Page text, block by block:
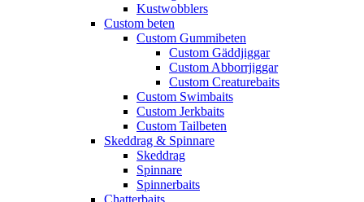
Kustwobblers
Custom beten
Custom Gummibeten
Custom Gäddjiggar
Custom Abborrjiggar
Custom Creaturebaits
Custom Swimbaits
Custom Jerkbaits
Custom Tailbeten
Skeddrag & Spinnare
Skeddrag
Spinnare
Spinnerbaits
Chatterbaits